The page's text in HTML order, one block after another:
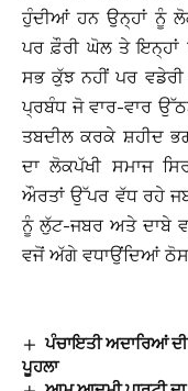
ਹੁੰਦੀਆਂ ਹਨ ਉਨ੍ਹਾਂ ਨੂੰ
ਪਰ ਫ਼ੌਰੀ ਘੋਲ ਤੇ ਇਨ੍ਹਾਂ
ਸਭ ਕੁੱਝ ਨਹੀਂ ਪਰ
ਪ੍ਰਬੰਧ ਜੋ ਵਾਰ-ਵਾਰ
ਤਬਦੀਲ ਕਰਕੇ ਸ਼ਹੀਦ
ਦਾ ਲੋਕਪੱਖੀ ਸਮਾਜ
ਔਰਤਾਂ ਉੱਪਰ ਵੱਧ ਰਹੇ
ਨੂੰ ਲੁੱਟ-ਜਬਰ ਅਤੇ ਦਾਬੇ
ਵਜੋਂ ਅੱਗੇ ਵਧਾਉਂਦਿਆਂ ਠੋਸ
ਪੰਚਾਇਤੀ ਅਦਾਰਿਆਂ
ਪੂਹਲਾ